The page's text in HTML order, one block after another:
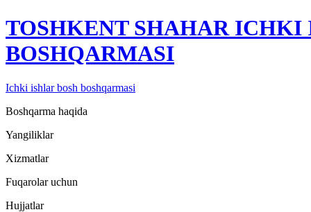
TOSHKENT SHAHAR IСHKI
BOSHQARMASI
Ichki ishlar bosh boshqarmasi
Boshqarma haqida
Yangiliklar
Xizmatlar
Fuqarolar uchun
Hujjatlar